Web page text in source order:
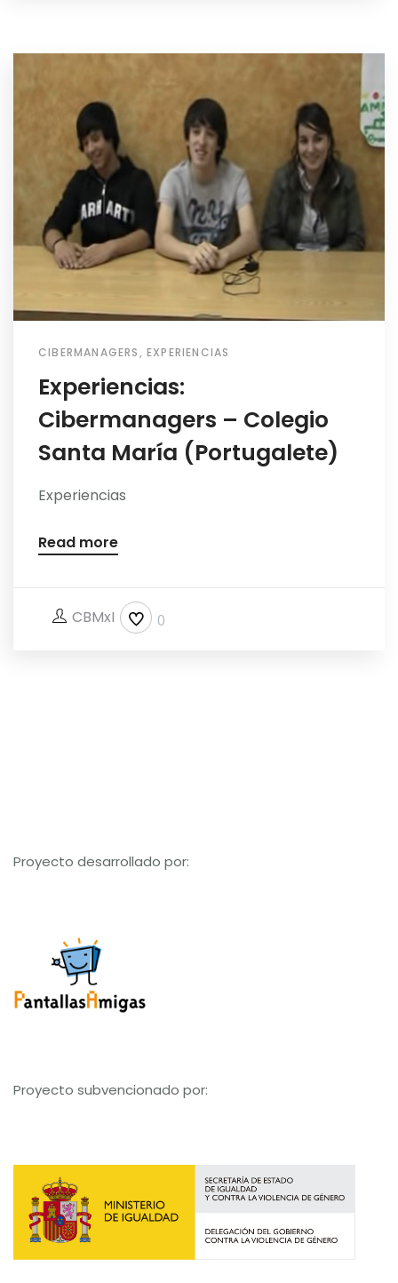
CIBERMANAGERS,EXPERIENCIAS
Experiencias:
Cibermanagers – Colegio
Santa María (Portugalete)
Experiencias
Read more
CBMxI 0
Proyecto desarrollado por:
Proyecto subvencionado por: